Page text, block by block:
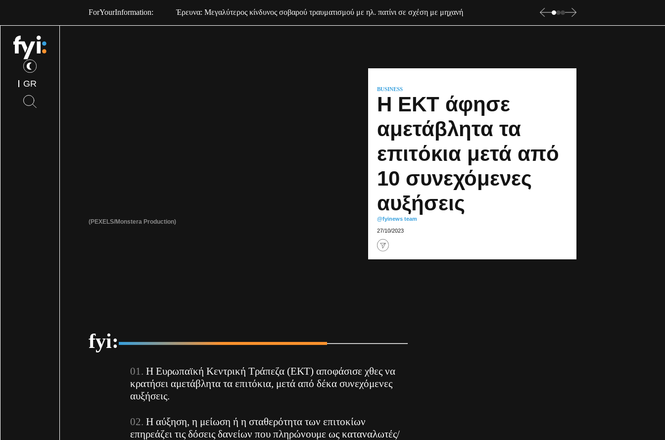
GR
ForYourInformation: Έρευνα: Μεγαλύτερος κίνδυνος σοβαρού τραυματισμού με ηλ. πατίνι σε σχέση με μηχανή
(PEXELS/Monstera Production)
BUSINESS
Η ΕΚΤ άφησε
αμετάβλητα τα
επιτόκια μετά από
10 συνεχόμενες
αυξήσεις
@fyinews team
27/10/2023
fyi:
Η Ευρωπαϊκή Κεντρική Τράπεζα (ΕΚΤ) αποφάσισε χθες να
κρατήσει αμετάβλητα τα επιτόκια, μετά από δέκα συνεχόμενες
αυξήσεις.
H αύξηση, η μείωση ή η σταθερότητα των επιτοκίων
επηρεάζει τις δόσεις δανείων που πληρώνουμε ως καταναλωτές/